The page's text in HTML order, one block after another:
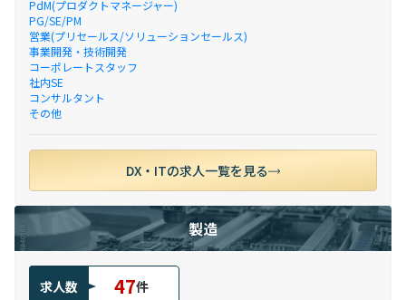
PdM(プロダクトマネージャー)
PG/SE/PM
営業(プリセールス/ソリューションセールス)
事業開発・技術開発
コーポレートスタッフ
社内SE
コンサルタント
その他
DX・ITの求人一覧を見る
製造
求人数 47件